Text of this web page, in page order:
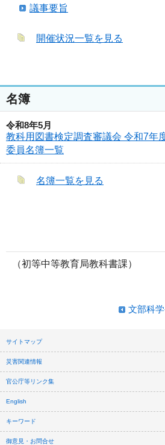
議事要旨
開催状況一覧を見る
名簿
令和8年5月
教科用図書検定調査審議会 令和7年
委員名簿一覧
名簿一覧を見る
（初等中等教育局教科書課）
文部科
サイトマップ
災害関連情報
官公庁等リンク集
English
キーワード
御意見・お問合せ